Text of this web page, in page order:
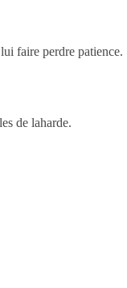
faire perdre patience.
de laharde.